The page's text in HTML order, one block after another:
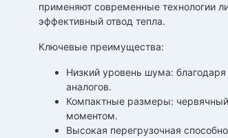
применяют современные технологии
эффективный отвод тепла.
Ключевые преимущества:
Низкий уровень шума:
аналогов.
Компактные размеры:
моментом.
Высокая перегрузочная